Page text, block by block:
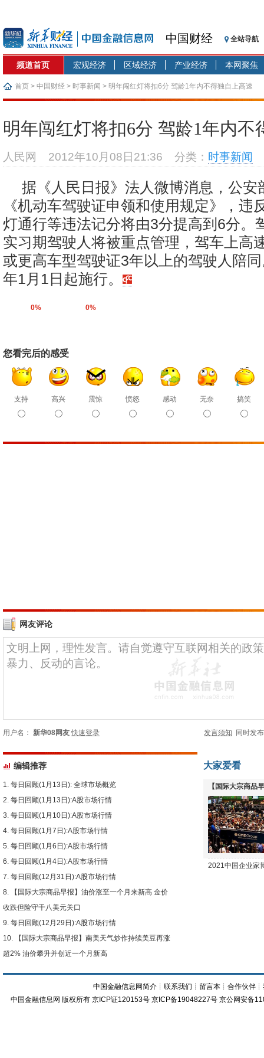
中国财经 全站导航
频道首页 宏观经济 区域经济 产业经济 本网聚焦
首页 > 中国财经 > 时事新闻 > 明年闯红灯将扣6分 驾龄1年内不得独自上高速
明年闯红灯将扣6分 驾龄1年内不
人民网 2012年10月08日21:36 分类： 时事新闻
据《人民日报》法人微博消息，公安
《机动车驾驶证申领和使用规定》，违
灯通行等违法记分将由3分提高到6分。
实习期驾驶人将被重点管理，驾车上高
或更高车型驾驶证3年以上的驾驶人陪
年1月1日起施行。
0% 0%
您看完后的感受
支持 高兴 震惊 愤怒 感动 无奈 搞笑
网友评论
用户名： 新华08网友 快速登录 发言须知 同时发
编辑推荐
每日回顾(1月13日): 全球市场概览
每日回顾(1月13日):A股市场行情
每日回顾(1月10日):A股市场行情
每日回顾(1月7日):A股市场行情
每日回顾(1月6日):A股市场行情
每日回顾(1月4日):A股市场行情
每日回顾(12月31日):A股市场行情
【国际大宗商品早报】油价涨至一个月来新高 金价
收跌但险守千八美元关口
每日回顾(12月29日):A股市场行情
【国际大宗商品早报】南美天气炒作持续美豆再涨
超2% 油价攀升并创近一个月新高
大家爱看
【国际大宗商品
下跌
2021中国企业家
中国金融信息网简介 ┊联系我们 ┊ 留言本 ┊合作伙伴 ┊
中国金融信息网 版权所有 京ICP证120153号 京ICP备19048227号 京公网安备